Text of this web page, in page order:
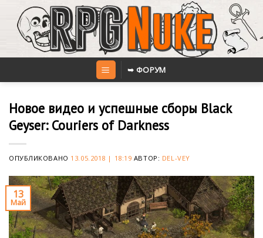
content
➥ ФОРУМ
Новое видео и успешные сборы Black
Geyser: Couriers of Darkness
ОПУБЛИКОВАНО 13.05.2018 | 18:19 АВТОР: DEL-VEY
13
Май